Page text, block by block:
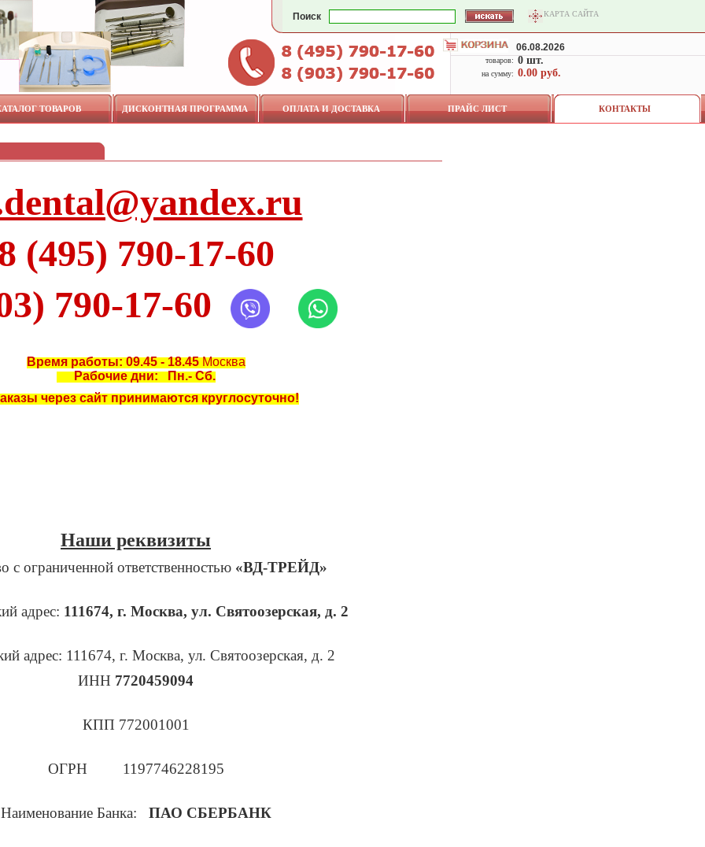
Поиск КАРТА САЙТА
06.08.2026
товаров:
на сумму:
0 шт.
0.00 руб.
ТОВАРОВ ДИСКОНТНАЯ ПРОГРАММА ОПЛАТА И ДОСТАВКА ПРАЙС ЛИСТ КОНТАКТЫ
(495) 790-17-60
790-17-60
Время работы: 09.45 - 18.45Москва
Рабочие дни: Пн.- Сб.
через сайт принимаются круглосуточно!
Наши реквизиты
с ограниченной ответственностью«ВД-ТРЕЙД»
адрес: 111674, г. Москва, ул. Святоозерская, д. 2
адрес: 111674, г. Москва, ул. Святоозерская, д. 2
ИНН 7720459094
КПП 772001001
ОГРН 1197746228195
Наименование Банка: ПАО СБЕРБАНК